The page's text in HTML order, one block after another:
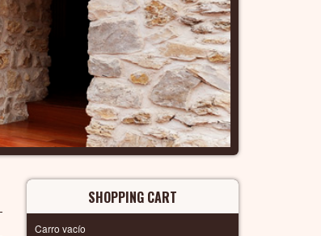
SHOPPING CART
Carro vacío